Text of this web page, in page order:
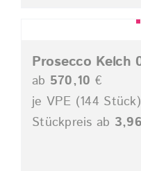
Prosecco Kelch
ab 570,10 €
je VPE (144 Stück)
Stückpreis ab 3,96